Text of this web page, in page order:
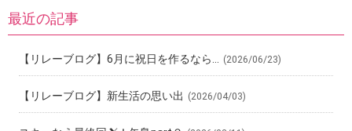
最近の記事
【リレーブログ】6月に祝日を作るなら… (2026/06/23)
【リレーブログ】新生活の思い出 (2026/04/03)